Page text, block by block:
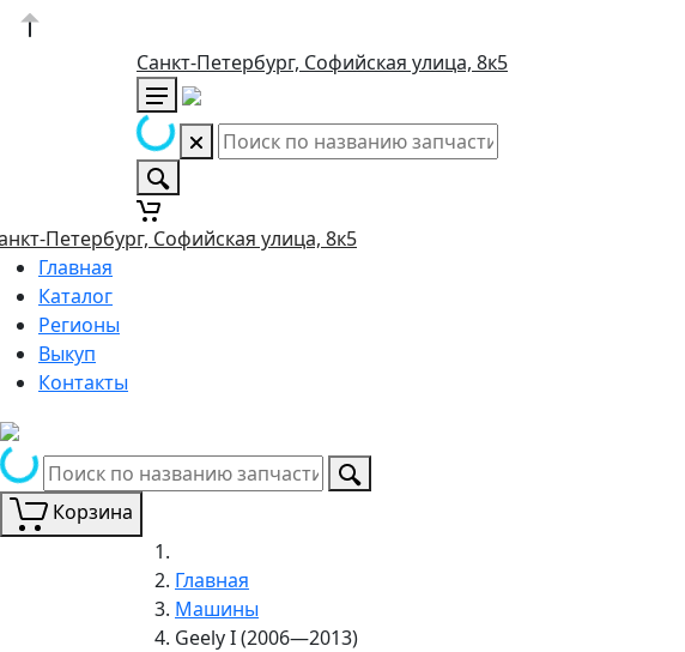
Санкт-Петербург, Софийская улица, 8к5
Петербург, Софийская улица, 8к5
Главная
Каталог
Регионы
Выкуп
Контакты
Корзина
Главная
Машины
Geely I (2006—2013)